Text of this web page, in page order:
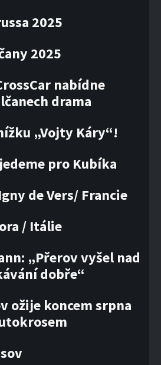
2025
2025
nabídne
drama
„Vojty Káry“!
pro Kubíka
de Vers/ Francie
/ Itálie
„Přerov vyšel nad
dobře“
ožije koncem srpna